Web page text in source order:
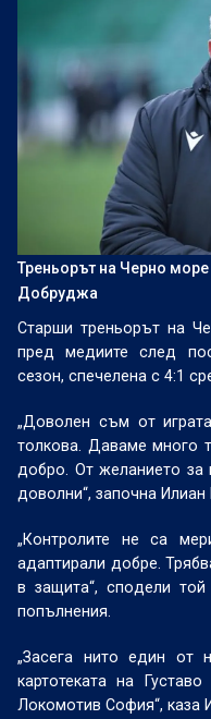
Треньорът на Черно
Добруджа
Старши треньорът на
пред медиите след
сезон, спечелена с 4:1
„Доволен съм от
толкова. Даваме много
добро. От желанието за
доволни“, започна Илиан
„Контролите не са
адаптирали добре.
в защита“, сподели
попълнения.
„Засега нито един от
картотеката на
Локомотив София“, каза